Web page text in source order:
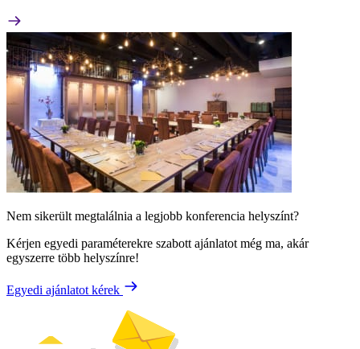
Nem sikerült megtalálnia a legjobb konferencia helyszínt?
Kérjen egyedi paraméterekre szabott ajánlatot még ma, akár
egyszerre több helyszínre!
Egyedi ajánlatot kérek